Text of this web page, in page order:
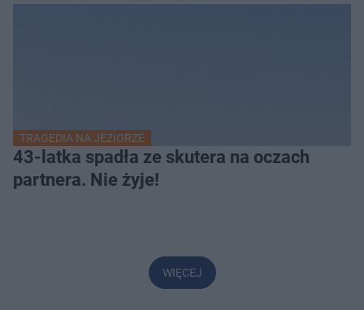
TRAGEDIA NA JEZIORZE
43-latka spadła ze skutera na oczach
partnera. Nie żyje!
WIĘCEJ